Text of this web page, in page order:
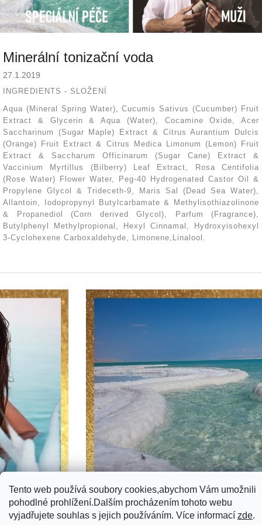
Tento web používá soubory cookies,abychom Vám umožnili
pohodlné prohlížení.Dalším procházením tohoto webu
vyjadřujete souhlas s jejich používáním. Více informací zde.
Minerální tonizační voda
27.1.2019
INGREDIENTS - SLOŽENÍ
Aqua (Mineral Spring Water), Cucumis Sativus (Cucumber) Fruit
Extract & Glycerin & Aqua (Water), Cocamine Oxide, Acer
Saccharinum (Sugar Maple) Extract & Citrus Aurantium Dulcis
(Orange) Fruit Extract & Citrus Medica Limonum (Lemon) Fruit
Extract & Saccharum Officinarum (Sugar Cane) Extract &
Vaccinium Myrtillus (Bilberry) Leaf Extract, Rosa Centifolia
(Rose Water) Flower Water, Peg-40 Hydrogenated Castor Oil &
Propylene Glycol & Trideceth-9, Maris Sal (Dead Sea Water),
Allantoin, Iodopropynyl Butylcarbamate & Methylisothiazolinone
& Propanediol (Corn derived Glycol), Parfum (Fragrance),
Butylphenyl Methylpropional, Hexyl Cinnamal, Hydroxyisohexyl
3-Cyclohexene Carboxaldehyde, Limonene,Linalool.
Prodejna Praha 7 Doprava a platba EET
GDPR